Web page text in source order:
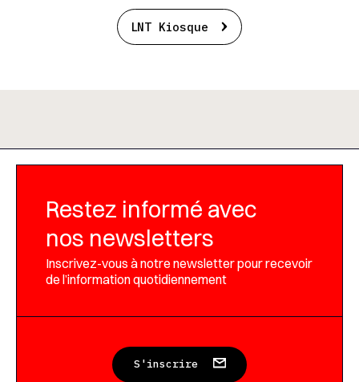
LNT Kiosque
Restez informé avec
nos newsletters
Inscrivez-vous à notre newsletter pour recevoir
de l’information quotidiennement
S'inscrire